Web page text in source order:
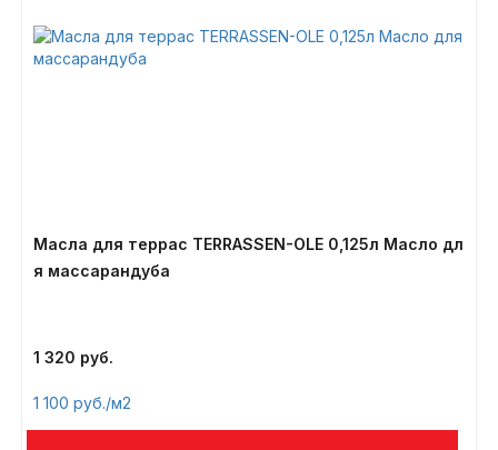
Масла для террас TERRASSEN-OLE 0,125л Масло дл
я массарандуба
1 320
1 100 /м2